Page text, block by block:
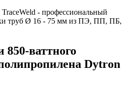
- профессиональный
труб Ø 16 - 75 мм из ПЭ, ПП, ПБ,
850-ваттного
Dytron